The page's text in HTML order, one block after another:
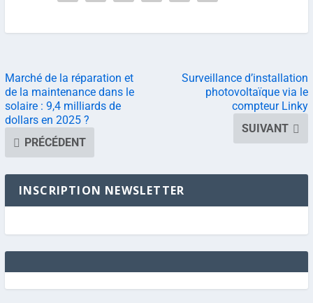
Marché de la réparation et
de la maintenance dans le
solaire : 9,4 milliards de
dollars en 2025 ?
PRÉCÉDENT
Surveillance d’installation
photovoltaïque via le
compteur Linky
SUIVANT
INSCRIPTION NEWSLETTER